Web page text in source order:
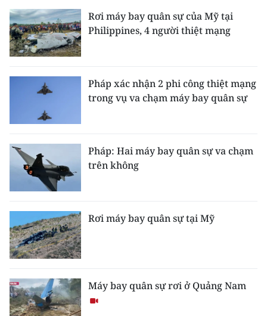
MEDIA CENTER
E-Magazine
Video
Media Chính trị
Media Kinh tế
Media Xã hội
Media Pháp luật
Media Du lịch
Media Thế giới
Media Giáo dục
Rơi máy bay quân sự của Mỹ tại
Philippines, 4 người thiệt mạng
Pháp xác nhận 2 phi công thiệt mạng
trong vụ va chạm máy bay quân sự
Pháp: Hai máy bay quân sự va chạm
trên không
Rơi máy bay quân sự tại Mỹ
Máy bay quân sự rơi ở Quảng Nam